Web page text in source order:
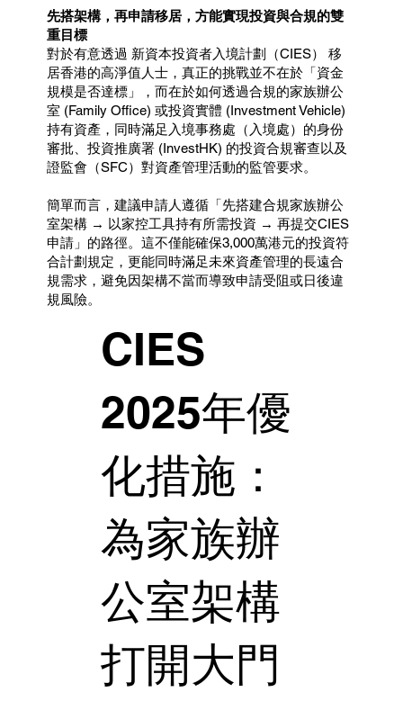
先搭架構，再申請移居，方能實現投資與合規的雙
重目標
對於有意透過 新資本投資者入境計劃（CIES） 移
居香港的高淨值人士，真正的挑戰並不在於「資金
規模是否達標」，而在於如何透過合規的家族辦公
室 (Family Office) 或投資實體 (Investment Vehicle)
持有資產，同時滿足入境事務處（入境處）的身份
審批、投資推廣署 (InvestHK) 的投資合規審查以及
證監會（SFC）對資產管理活動的監管要求。
簡單而言，建議申請人遵循「先搭建合規家族辦公
室架構 → 以家控工具持有所需投資 → 再提交CIES
申請」的路徑。這不僅能確保3,000萬港元的投資符
合計劃規定，更能同時滿足未來資產管理的長遠合
規需求，避免因架構不當而導致申請受阻或日後違
規風險。
CIES
2025年優
化措施：
為家族辦
公室架構
打開大門